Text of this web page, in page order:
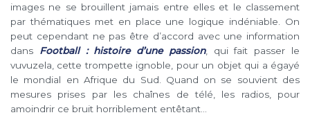
images ne se brouillent jamais entre elles et le classement
par thématiques met en place une logique indéniable. On
peut cependant ne pas être d’accord avec une information
dans Football : histoire d’une passion, qui fait passer le
vuvuzela, cette trompette ignoble, pour un objet qui a égayé
le mondial en Afrique du Sud. Quand on se souvient des
mesures prises par les chaînes de télé, les radios, pour
amoindrir ce bruit horriblement entêtant…